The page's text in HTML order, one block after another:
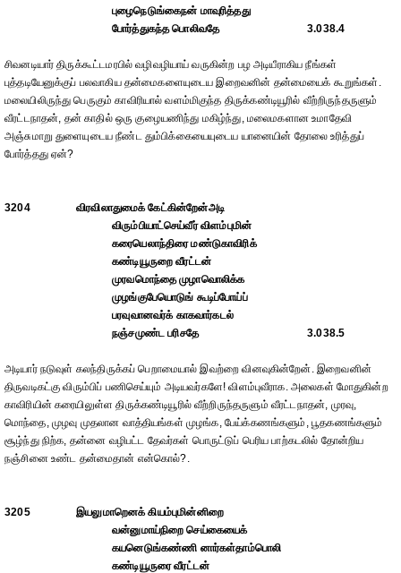
புழைநெடுங்கைநன் மாவுரித்தது
போர்த்துகந்த பொலிவதே
3.038.4
சிவனடியார் திருக்கூட்டமரபில் வழிவழியாய் வருகின்ற பழ அடியீராகிய நீங்கள்
புத்தடியேனுக்குப் பலவாகிய தன்மைகளையுடைய இறைவனின் தன்மையைக் கூறுங்கள்.
மலையிலிருந்து பெருகும் காவிரியால் வளம்மிகுந்த திருக்கண்டியூரில் வீற்றிருந்தருளும்
வீரட்டநாதன், தன் காதில் ஒரு குழையணிந்து மகிழ்ந்து, மலைமகளான உமாதேவி
அஞ்சுமாறு துளையுடைய நீண்ட தும்பிக்கையையுடைய யானையின் தோலை உரித்துப்
போர்த்தது ஏன்?
3204
விரவிலாதுமைக் கேட்கின்றேன்அடி
விரும்பியாட்செய்வீர் விளம்புமின்
கரையெலாந்திரை மண்டுகாவிரிக்
கண்டியூருறை வீரட்டன்
முரவமொந்தை முழாவொலிக்க
முழங்குபேயொடுங் கூடிப்போய்ப்
பரவுவானவர்க் காகவார்கடல்
நஞ்சமுண்ட பரிசதே
3.038.5
அடியார் நடுவுள் கலந்திருக்கப் பெறாமையால் இவற்றை வினவுகின்றேன். இறைவனின்
திருவடிகட்கு விரும்பிப் பணிசெய்யும் அடியவர்களே! விளம்புவீராக. அலைகள் மோதுகின்ற
காவிரியின் கரையிலுள்ள திருக்கண்டியூரில் வீற்றிருந்தருளும் வீரட்டநாதன், முரவு,
மொந்தை, முழவு முதலான வாத்தியங்கள் முழங்க, பேய்க்கணங்களும், பூதகணங்களும்
சூழ்ந்து நிற்க, தன்னை வழிபட்ட தேவர்கள் பொருட்டுப் பெரிய பாற்கடலில் தோன்றிய
நஞ்சினை உண்ட தன்மைதான் என்கொல்?.
3205
இயலுமாறெனக் கியம்புமின்னிறை
வன்னுமாய்நிறை செய்கையைக்
கயனெடுங்கண்ணி னார்கள்தாம்பொலி
கண்டியூருரை வீரட்டன்